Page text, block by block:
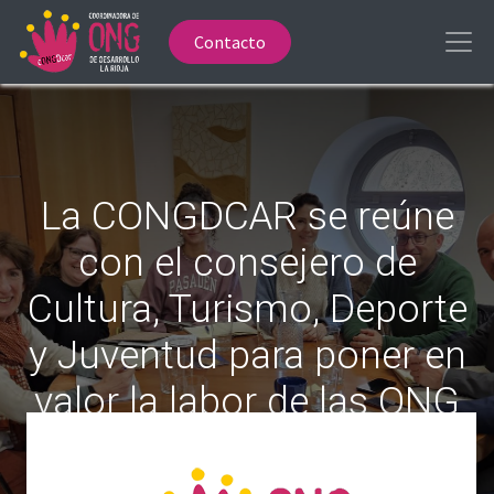
Contacto
La CONGDCAR se reúne
con el consejero de
Cultura, Turismo, Deporte
y Juventud para poner en
valor la labor de las ONG